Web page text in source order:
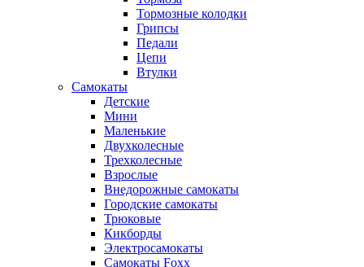
Тормозные колодки
Грипсы
Педали
Цепи
Втулки
Самокаты
Детские
Мини
Маленькие
Двухколесные
Трехколесные
Взрослые
Внедорожные самокаты
Городские самокаты
Трюковые
Кикборды
Электросамокаты
Самокаты Foxx